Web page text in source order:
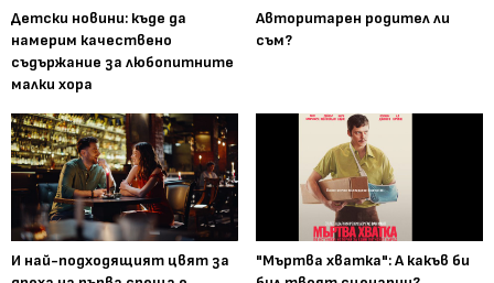
Детски новини: къде да
намерим качествено
съдържание за любопитните
малки хора
Авторитарен родител ли
съм?
И най-подходящият цвят за
"Мъртва хватка": А какъв би